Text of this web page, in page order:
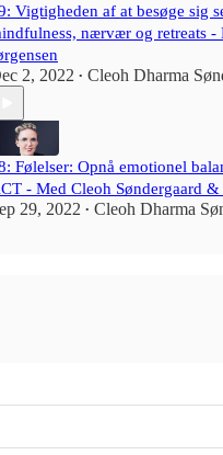
Vigtigheden af at besøge sig
nærvær og retreats -
2, 2022 • Cleoh Dharma
Følelser: Opnå emotionel
- Med Cleoh Søndergaard
29, 2022 • Cleoh Dharma